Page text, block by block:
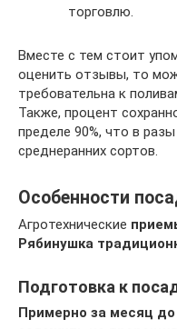
торговлю.
Вместе с тем стоит
оценить отзывы, то
требовательна к
Также, процент
пределе 90%, что в
среднеранних сортов.
Особенности
Агротехнические
Рябинушка
Подготовка к
Примерно за месяц